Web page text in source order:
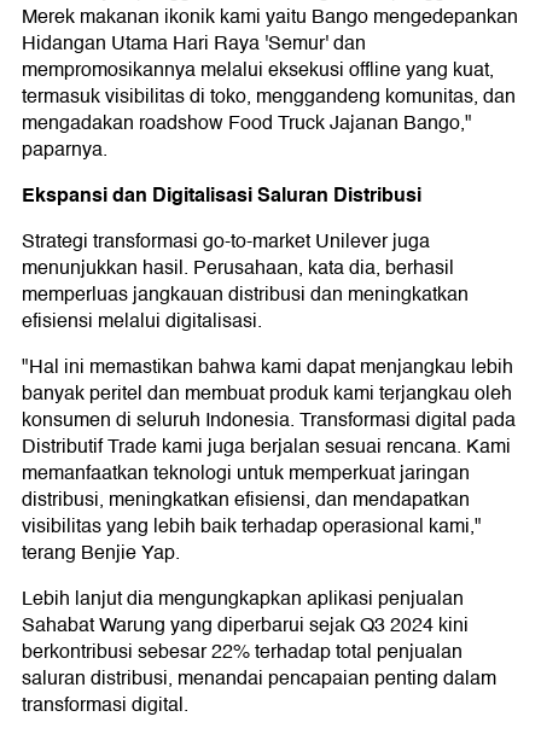
Merek makanan ikonik kami yaitu Bango mengedepankan
Hidangan Utama Hari Raya 'Semur' dan
mempromosikannya melalui eksekusi offline yang kuat,
termasuk visibilitas di toko, menggandeng komunitas, dan
mengadakan roadshow Food Truck Jajanan Bango,"
paparnya.
Ekspansi dan Digitalisasi Saluran Distribusi
Strategi transformasi go-to-market Unilever juga
menunjukkan hasil. Perusahaan, kata dia, berhasil
memperluas jangkauan distribusi dan meningkatkan
efisiensi melalui digitalisasi.
"Hal ini memastikan bahwa kami dapat menjangkau lebih
banyak peritel dan membuat produk kami terjangkau oleh
konsumen di seluruh Indonesia. Transformasi digital pada
Distributif Trade kami juga berjalan sesuai rencana. Kami
memanfaatkan teknologi untuk memperkuat jaringan
distribusi, meningkatkan efisiensi, dan mendapatkan
visibilitas yang lebih baik terhadap operasional kami,"
terang Benjie Yap.
Lebih lanjut dia mengungkapkan aplikasi penjualan
Sahabat Warung yang diperbarui sejak Q3 2024 kini
berkontribusi sebesar 22% terhadap total penjualan
saluran distribusi, menandai pencapaian penting dalam
transformasi digital.